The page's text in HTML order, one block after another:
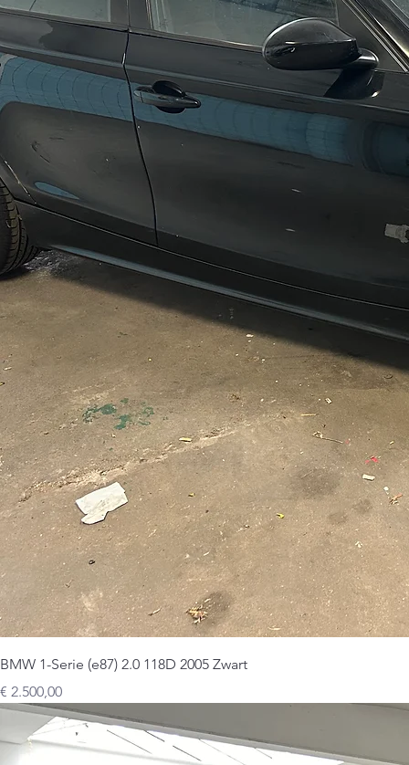
BMW 1-Serie (e87) 2.0 118D 2005 Zwart
Prijs
€ 2.500,00